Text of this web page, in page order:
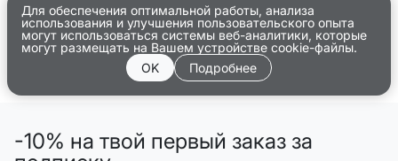
Для обеспечения оптимальной работы, анализа
использования и улучшения пользовательского опыта
могут использоваться системы веб-аналитики, которые
могут размещать на Вашем устройстве cookie-файлы.
OK
Подробнее
-10% на твой первый заказ за